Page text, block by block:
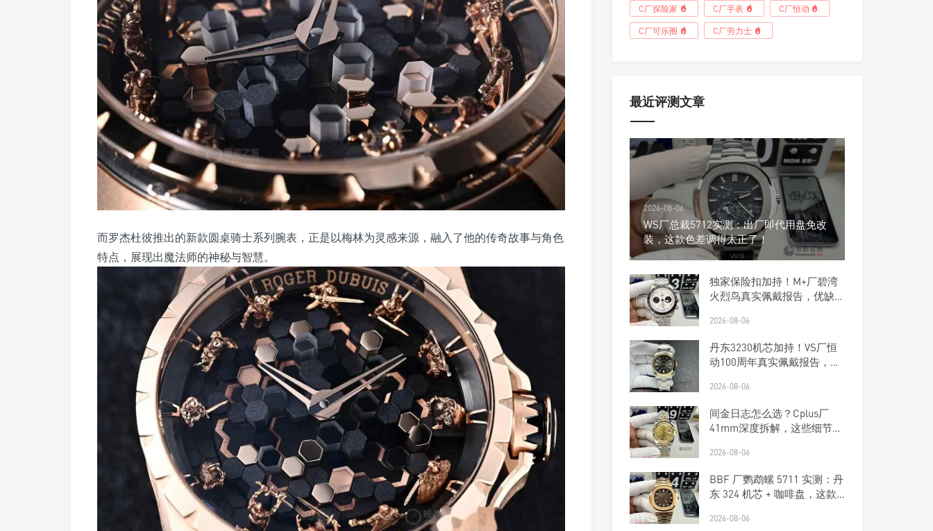
而罗杰杜彼推出的新款圆桌骑士系列腕表，正是以梅林为灵感来源，融入了他的传奇故事与角色
特点，展现出魔法师的神秘与智慧。
C厂探险家 C厂手表 C厂恒动
C厂可乐圈 C厂劳力士
最近评测文章
2026-08-06
WS厂总裁5712实测：出厂即代用盘免改
装，这款色差调得太正了！
独家保险扣加持！M+厂碧湾
火烈鸟真实佩戴报告，优缺点
2026-08-06
丹东3230机芯加持！VS厂恒
动100周年真实佩戴报告，优
2026-08-06
间金日志怎么选？Cplus厂
41mm深度拆解，这些细节商
2026-08-06
BBF 厂鹦鹉螺 5711 实测：丹
东 324 机芯 + 咖啡盘，这款
2026-08-06